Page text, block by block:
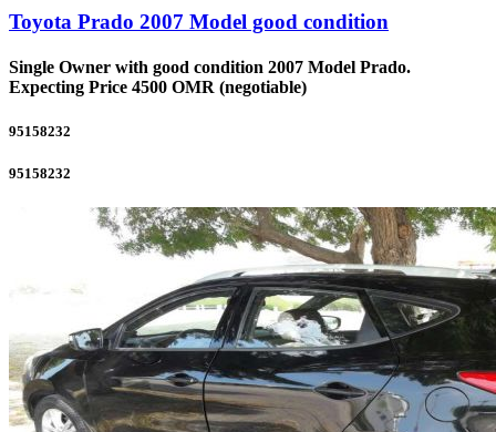
Toyota Prado 2007 Model good condition
Single Owner with good condition 2007 Model Prado.
Expecting Price 4500 OMR (negotiable)
95158232
95158232